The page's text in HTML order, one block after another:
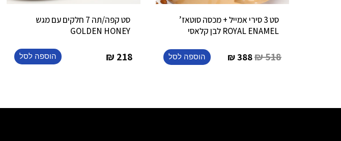
סט 3 סירי אמייל + מכסה סוטאז’
ROYAL ENAMEL לבן קלאסי
₪518
₪388 הוספה לסל
סט קפה/תה 7 חלקים עם מגש
GOLDEN HONEY
₪ 218 הוספה לסל